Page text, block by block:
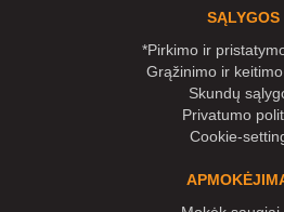
SĄLYGOS
*Pirkimo ir
Grąžinimo ir
Skundų
Privatumo
Cookie-